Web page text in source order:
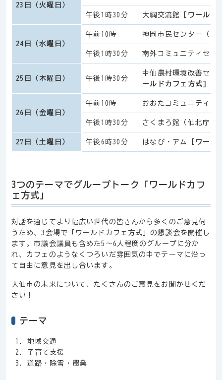
23日（火曜日）
午後1時30分 大綱交流館 ［ワールド
24日（水曜日）
午前10時 神岡市民センター（神
午後1時30分 南外コミュニティセン
25日（木曜日） 午後1時30分
中仙農村環境改善セン
ールドカフェ方式]
26日（金曜日）
午前10時 おおたコミュニティプ
午後1時30分 さくまろ館（仙北庁舎
27日（土曜日） 午後6時30分 はなび・アム ［ワール
3つのテーマでグループトーク「ワールドカフ
ェ方式」
対話を通じてより幅広い世代の皆さんから多くのご意見伺
うため、3会場で「ワールドカフェ方式」の懇談会を開催し
ます。市議会議員も含めた5～6人程度のグループに分か
れ、カフェのようなくつろいだ雰囲気の中でテーマに沿っ
て自由に意見を出し合います。
大仙市の未来について、たくさんのご意見をお聞かせくだ
さい！
テーマ
地域交通
子育て支援
道路・除雪・農業